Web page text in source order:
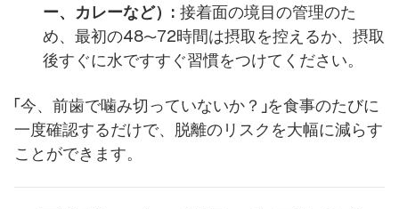
ー、カレーなど）: 接着面の境目の管理のた
め、最初の48〜72時間は摂取を控えるか、摂取
後すぐに水ですすぐ習慣をつけてください。
「今、前歯で噛み切っていないか？」を食事のたびに
一度確認するだけで、脱離のリスクを大幅に減らす
ことができます。